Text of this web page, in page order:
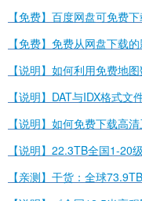
【免费】百度网盘可免费
【免费】免费从网盘下载
【说明】如何利用免费地
【说明】DAT与IDX格式文
【说明】如何免费下载高
【说明】22.3TB全国1-20
【亲测】干货：全球